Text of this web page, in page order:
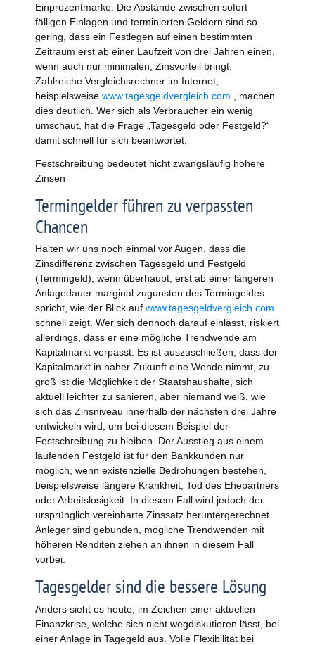
Einprozentmarke. Die Abstände zwischen sofort
fälligen Einlagen und terminierten Geldern sind so
gering, dass ein Festlegen auf einen bestimmten
Zeitraum erst ab einer Laufzeit von drei Jahren einen,
wenn auch nur minimalen, Zinsvorteil bringt.
Zahlreiche Vergleichsrechner im Internet,
beispielsweise www.tagesgeldvergleich.com , machen
dies deutlich. Wer sich als Verbraucher ein wenig
umschaut, hat die Frage „Tagesgeld oder Festgeld?“
damit schnell für sich beantwortet.
Festschreibung bedeutet nicht zwangsläufig höhere
Zinsen
Termingelder führen zu verpassten
Chancen
Halten wir uns noch einmal vor Augen, dass die
Zinsdifferenz zwischen Tagesgeld und Festgeld
(Termingeld), wenn überhaupt, erst ab einer längeren
Anlagedauer marginal zugunsten des Termingeldes
spricht, wie der Blick auf www.tagesgeldvergleich.com
schnell zeigt. Wer sich dennoch darauf einlässt, riskiert
allerdings, dass er eine mögliche Trendwende am
Kapitalmarkt verpasst. Es ist auszuschließen, dass der
Kapitalmarkt in naher Zukunft eine Wende nimmt, zu
groß ist die Möglichkeit der Staatshaushalte, sich
aktuell leichter zu sanieren, aber niemand weiß, wie
sich das Zinsniveau innerhalb der nächsten drei Jahre
entwickeln wird, um bei diesem Beispiel der
Festschreibung zu bleiben. Der Ausstieg aus einem
laufenden Festgeld ist für den Bankkunden nur
möglich, wenn existenzielle Bedrohungen bestehen,
beispielsweise längere Krankheit, Tod des Ehepartners
oder Arbeitslosigkeit. In diesem Fall wird jedoch der
ursprünglich vereinbarte Zinssatz heruntergerechnet.
Anleger sind gebunden, mögliche Trendwenden mit
höheren Renditen ziehen an ihnen in diesem Fall
vorbei.
Tagesgelder sind die bessere Lösung
Anders sieht es heute, im Zeichen einer aktuellen
Finanzkrise, welche sich nicht wegdiskutieren lässt, bei
einer Anlage in Tagegeld aus. Volle Flexibilität bei